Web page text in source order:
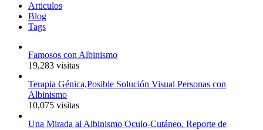
Articulos
Blog
Tags
Famosos con Albinismo
19,283 visitas
Terapia Génica,Posible Solución Visual Personas con
Albinismo
10,075 visitas
Una Mirada al Albinismo Oculo-Cutáneo. Reporte de